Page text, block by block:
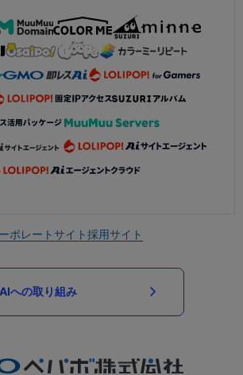
ポレートサイト採用サイト
AIへの取り組み